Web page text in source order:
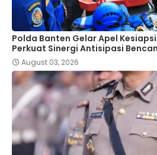
Polda Banten Gelar Apel
Perkuat Sinergi Antisipasi
August 03, 2026